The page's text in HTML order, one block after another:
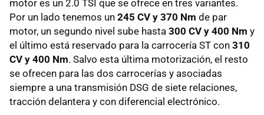
motor es un 2.0 TSI que se ofrece en tres variantes.
Por un lado tenemos un 245 CV y 370 Nm de par
motor, un segundo nivel sube hasta 300 CV y 400 Nm y
el último está reservado para la carrocería ST con 310
CV y 400 Nm. Salvo esta última motorización, el resto
se ofrecen para las dos carrocerías y asociadas
siempre a una transmisión DSG de siete relaciones,
tracción delantera y con diferencial electrónico.